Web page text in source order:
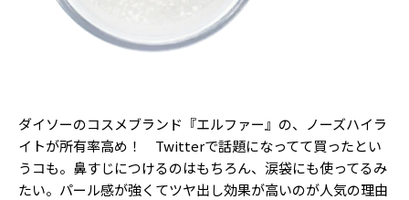
新規会員登録・ログイン
ダイソーのコスメブランド『エルファー』の、ノーズハイラ
イトが所有率高め！ Twitterで話題になってて買ったとい
うコも。鼻すじにつけるのはもちろん、涙袋にも使ってるみ
たい。パール感が強くてツヤ出し効果が高いのが人気の理由